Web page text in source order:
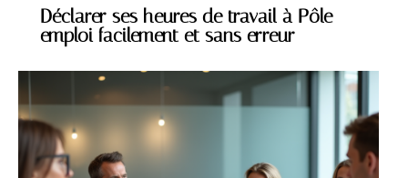
Déclarer ses heures de travail à Pôle
emploi facilement et sans erreur